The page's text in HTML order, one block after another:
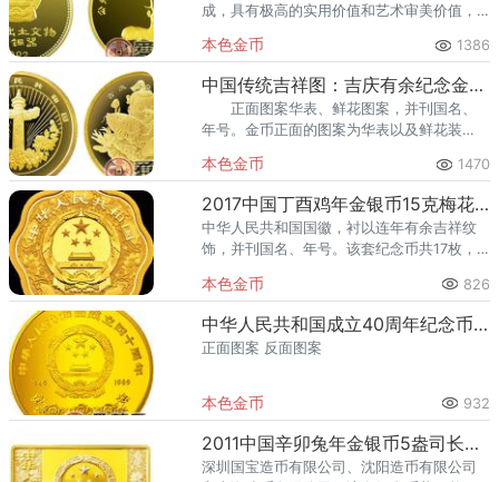
成，具有极高的实用价值和艺术审美价值，
上的精华。
本色金币 1386
中国传统吉祥图：吉庆有余纪念金币(普)
正面图案华表、鲜花图案，并刊国名、
年号。金币正面的图案为华表以及鲜花装
衍生息的意思，让人们感受到了中国的发展
绵延不断。
本色金币 1470
2017中国丁酉鸡年金银币15克梅花形金币
中华人民共和国国徽，衬以连年有余吉祥纹
饰，并刊国名、年号。该套纪念币共17枚，
中华人民共和国法定货币。
本色金币 826
中华人民共和国成立40周年纪念币1/4盎司金币
正面图案 反面图案
本色金币 932
2011中国辛卯兔年金银币5盎司长方形金币
深圳国宝造币有限公司、沈阳造币有限公司